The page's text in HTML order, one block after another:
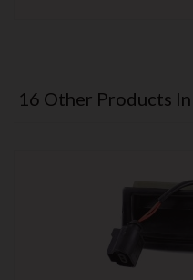
16 Other Products